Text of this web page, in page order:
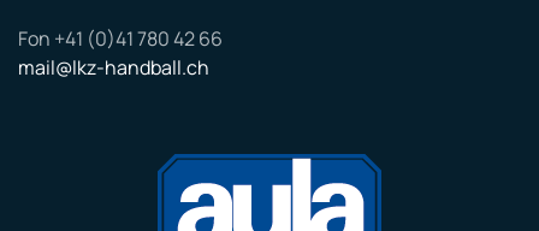
Fon +41 (0)41 780 42 66
mail@lkz-handball.ch